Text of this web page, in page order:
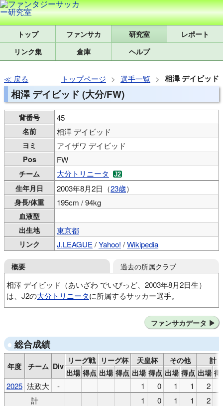
トップ 研究室
レポート
リンク集
倉庫 ヘルプ
戻る トップページ 選手一覧 相澤 デイビッド
相澤 デイビッド (大分/FW)
背番号 45
名前 相澤 デイビッド
ヨミ アイザワ デイビッド
Pos FW
チーム 大分トリニータ
生年月日 2003年8月2日（23歳）
身長/体重 195cm / 94kg
血液型
出生地
東京都
リンク J.LEAGUE /Yahoo! /Wikipedia
概要
相澤 デイビッド（あいざわ でいびっど、2003年8月2日生）
は、J2の大分トリニータに所属するサッカー選手。
過去の所属クラブ
ファンサカデータ
総合成績
年度 チーム Div
リーグ戦 リーグ杯 天皇杯 その他
計
出場 得点 出場 得点 出場 得点 出場 得点 出場 得
2025 法政大 - 1 0 1 1
2
計
1 0 1 1 2